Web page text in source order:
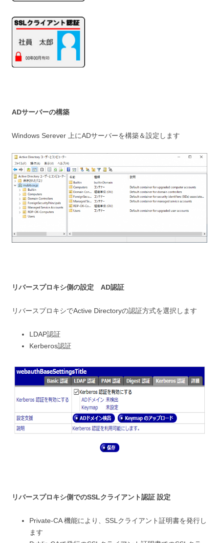
ADサーバーの構築
Windows Serever 上にADサーバーを構築＆設定します
リバースプロキシ側の設定 AD認証
リバースプロキシでActive Directoryの認証方式を選択します
LDAP認証
Kerberos認証
リバースプロキシ側でのSSLクライアント認証 設定
Private-CA 機能により、SSLクライアント証明書を発行し
ます